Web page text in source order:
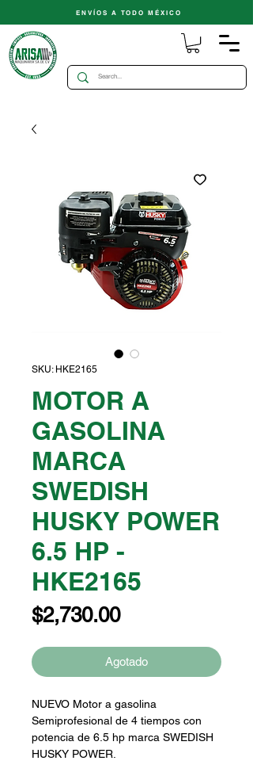
ENVÍOS A TODO MÉXICO
SKU: HKE2165
MOTOR A
GASOLINA
MARCA
SWEDISH
HUSKY POWER
6.5 HP -
HKE2165
$2,730.00Precio
Agotado
NUEVO Motor a gasolina
Semiprofesional de 4 tiempos con
potencia de 6.5 hp marca SWEDISH
HUSKY POWER.